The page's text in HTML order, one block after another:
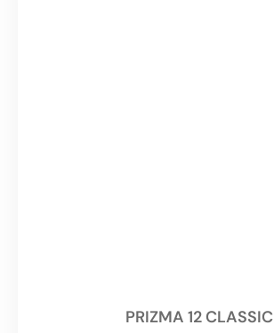
PRIZMA 12 CLASSIC